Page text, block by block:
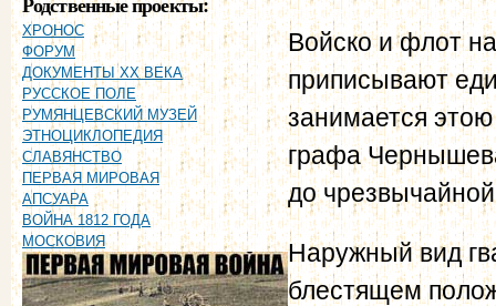
ХРОНОС
ФОРУМ
ДОКУМЕНТЫ XX ВЕКА
РУССКОЕ ПОЛЕ
РУМЯНЦЕВСКИЙ МУЗЕЙ
ЭТНОЦИКЛОПЕДИЯ
СЛАВЯНСТВО
ПЕРВАЯ МИРОВАЯ
АПСУАРА
ВОЙНА 1812 ГОДА
МОСКОВИЯ
Войско и флот
приписывают
занимается
графа
до
Наружный вид
блестящем